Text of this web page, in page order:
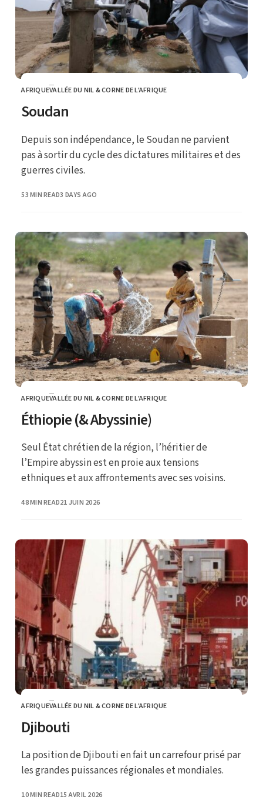
CATEGORY
AFRIQUEVALLÉE DU NIL & CORNE DE L'AFRIQUE
Soudan
Depuis son indépendance, le Soudan ne parvient
pas à sortir du cycle des dictatures militaires et des
guerres civiles.
53 MIN READPUBLISHED
3 DAYS AGO
CATEGORY
AFRIQUEVALLÉE DU NIL & CORNE DE L'AFRIQUE
Éthiopie (& Abyssinie)
Seul État chrétien de la région, l’héritier de
l’Empire abyssin est en proie aux tensions
ethniques et aux affrontements avec ses voisins.
48 MIN READPUBLISHED
21 JUIN 2026
CATEGORY
AFRIQUEVALLÉE DU NIL & CORNE DE L'AFRIQUE
Djibouti
La position de Djibouti en fait un carrefour prisé par
les grandes puissances régionales et mondiales.
PUBLISHED